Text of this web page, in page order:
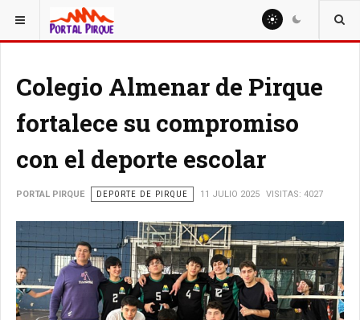
ESTÁ AQUÍ: DEPORTE
Colegio Almenar de Pirque
fortalece su compromiso
con el deporte escolar
PORTAL PIRQUE DEPORTE DE PIRQUE 11 JULIO 2025 VISITAS: 4027